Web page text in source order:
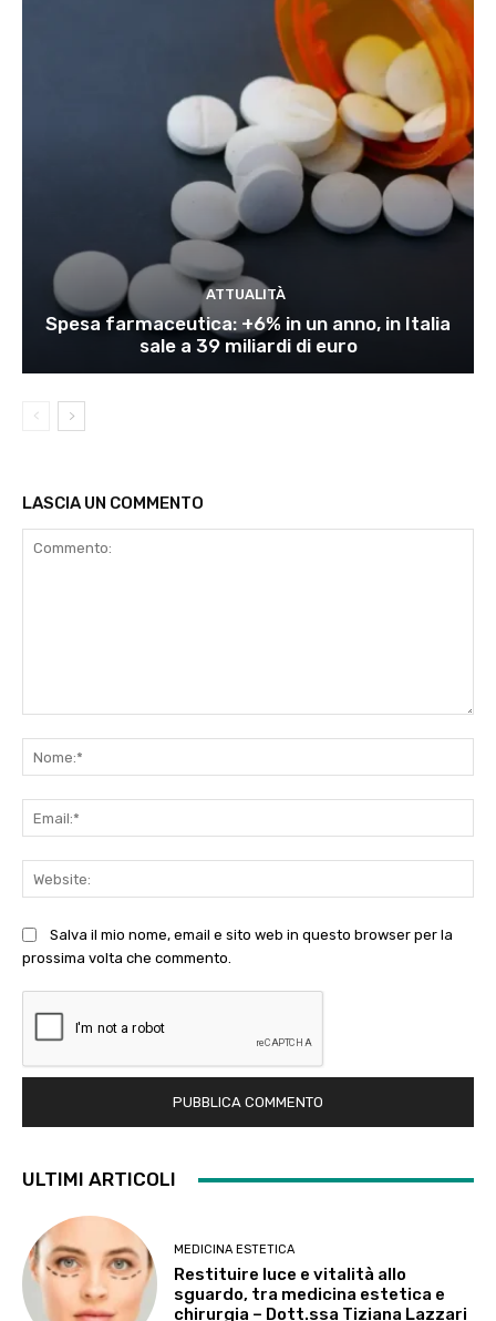
ATTUALITÀ
Spesa farmaceutica: +6% in un anno, in Italia
sale a 39 miliardi di euro
LASCIA UN COMMENTO
Salva il mio nome, email e sito web in questo browser per la
prossima volta che commento.
ULTIMI ARTICOLI
MEDICINA ESTETICA
Restituire luce e vitalità allo
sguardo, tra medicina estetica e
chirurgia – Dott.ssa Tiziana Lazzari